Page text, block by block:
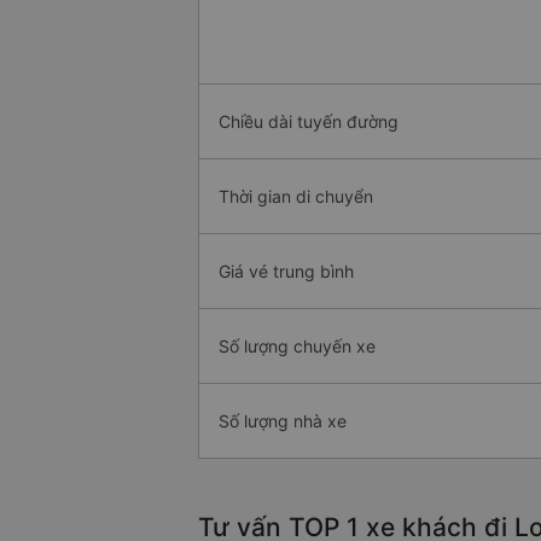
Chiều dài tuyến đường
Thời gian di chuyển
Giá vé trung bình
Số lượng chuyến xe
Số lượng nhà xe
Tư vấn TOP 1 xe khách đi